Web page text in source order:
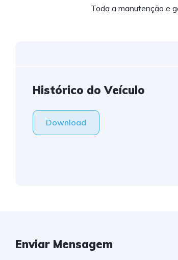
Toda a manutenção e
Histórico do Veículo
Download
Enviar Mensagem